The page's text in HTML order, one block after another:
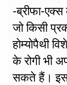
-ब्रीफा-
जो किसी
होम्योपैथी
के रोगी भी
सकते हैं।